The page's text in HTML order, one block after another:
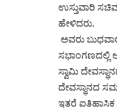
ಉಸ್ತುವಾರಿ
ಹೇಳಿದರು.
ಅವರು
ಸಭಾಂಗಣದಲ್ಲಿ
ಸ್ವಾಮಿ
ದೇವಸ್ಥಾನದ
ಇತರೆ ಐತಿಹಾಸಿಕ